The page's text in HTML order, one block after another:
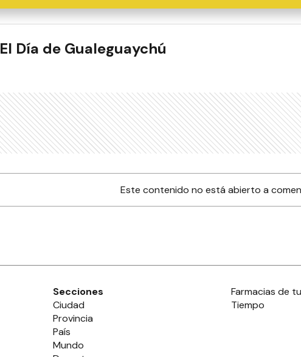
El Día de Gualeguaychú
Este contenido no está abierto a
Secciones
Ciudad
Provincia
País
Mundo
Farmacias de
Tiempo